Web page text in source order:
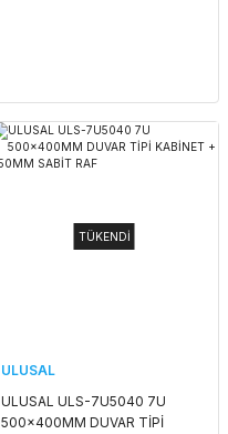
TÜKENDİ
ULUSAL
ULUSAL ULS-7U5040 7U
500x400MM DUVAR TİPİ